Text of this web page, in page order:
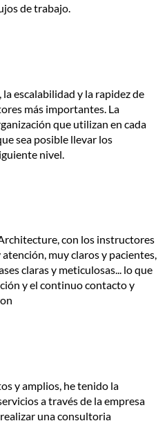
de trabajo.
escalabilidad y la rapidez de
más importantes. La
que utilizan en cada
sea posible llevar los
nivel.
con los instructores
muy claros y pacientes,
claras y meticulosas... lo que
y el continuo contacto y
y amplios, he tenido la
a través de la empresa
una consultoria